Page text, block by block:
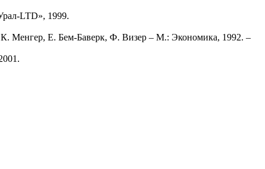
LTD», 1999.
Менгер, Е. Бем-Баверк, Ф. Визер – М.: Экономика, 1992. –